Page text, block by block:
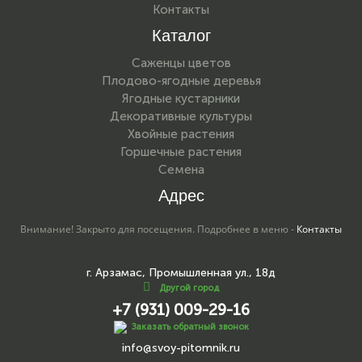
Контакты
Каталог
Саженцы цветов
Плодово-ягодные деревья
Ягодные кустарники
Декоративные культуры
Хвойные растения
Горшечные растения
Семена
Адрес
Внимание! Закрыто для посещения. Подробнее в меню - Контакты
г. Арзамас, Промышленная ул., 18д
Другой город
+7 (931) 009-29-16
Заказать обратный звонок
info@svoy-pitomnik.ru